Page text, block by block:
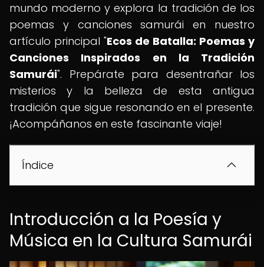
mundo moderno y explora la tradición de los
poemas y canciones samurái en nuestro
artículo principal "Ecos de Batalla: Poemas y
Canciones Inspirados en la Tradición
Samurái". Prepárate para desentrañar los
misterios y la belleza de esta antigua
tradición que sigue resonando en el presente.
¡Acompáñanos en este fascinante viaje!
Índice
Introducción a la Poesía y
Música en la Cultura Samurái